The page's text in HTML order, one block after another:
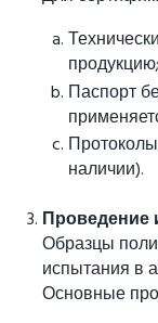
продукцию;
Паспорт
наличии).
Проведение
Образцы
испытания в
Основные